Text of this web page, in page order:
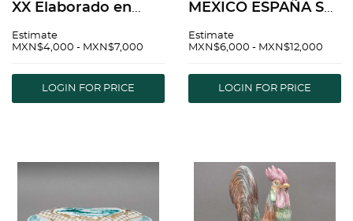
XX Elaborado en
DecoraciÃƒÂ³n floral
Detalles de
conservaciÃƒÂ³n
Estimate
MXN$4,000 - MXN$7,000
LOGIN FOR PRICE
MEXICO ESPAÑA S
talavera Sellados
Montemayor
Detalles de conserv...
Estimate
MXN$6,000 - MXN$12,000
LOGIN FOR PRICE